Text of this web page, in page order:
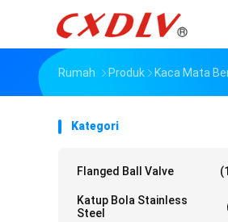
Rumah Produk Kaca Mata
Kategori
Flanged Ball Valve
Katup Bola Stainless
Steel